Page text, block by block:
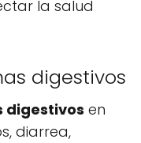
la salud
digestivos
digestivos en
diarrea,